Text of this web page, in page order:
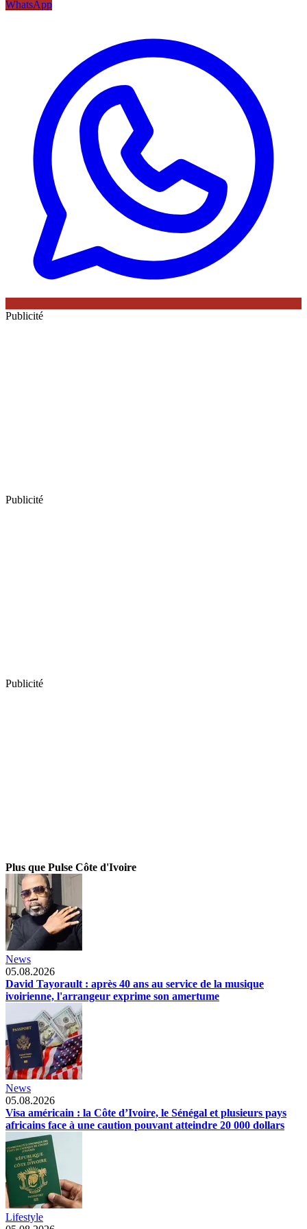
WhatsApp
Publicité
Publicité
Publicité
Plus que Pulse Côte d'Ivoire
News
05.08.2026
David Tayorault : après 40 ans au service de la musique
ivoirienne, l'arrangeur exprime son amertume
News
05.08.2026
Visa américain : la Côte d’Ivoire, le Sénégal et plusieurs pays
africains face à une caution pouvant atteindre 20 000 dollars
Lifestyle